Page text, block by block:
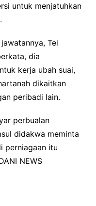
untuk menjatuhkan
Tei
dia
kerja ubah suai,
dikaitkan
peribadi lain.
perbualan
didakwa meminta
perniagaan itu
NEWS